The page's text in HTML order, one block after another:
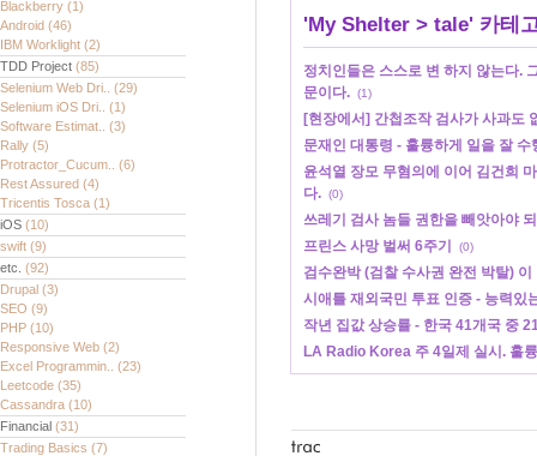
Blackberry (1)
Android (46)
IBM Worklight (2)
TDD Project (85)
Selenium Web Dri.. (29)
Selenium iOS Dri.. (1)
Software Estimat.. (3)
Rally (5)
Protractor_Cucum.. (6)
Rest Assured (4)
Tricentis Tosca (1)
iOS (10)
swift (9)
etc. (92)
Drupal (3)
SEO (9)
PHP (10)
Responsive Web (2)
Excel Programmin.. (23)
Leetcode (35)
Cassandra (10)
Financial (31)
Trading Basics (7)
'My Shelter > tale' 카테
정치인들은 스스로 변 하지 않는다.
문이다. (1)
[현장에서] 간첩조작 검사가 사과도
문재인 대통령 - 훌륭하게 일을 잘 수
윤석열 장모 무혐의에 이어 김건희
다. (0)
쓰레기 검사 놈들 권한을 빼앗아야
프린스 사망 벌써 6주기
(0)
검수완박 (검찰 수사권 완전 박탈)
시애틀 재외국민 투표 인증 - 능력있
작년 집값 상승률 - 한국 41개국 중
LA Radio Korea 주 4일제 실시.